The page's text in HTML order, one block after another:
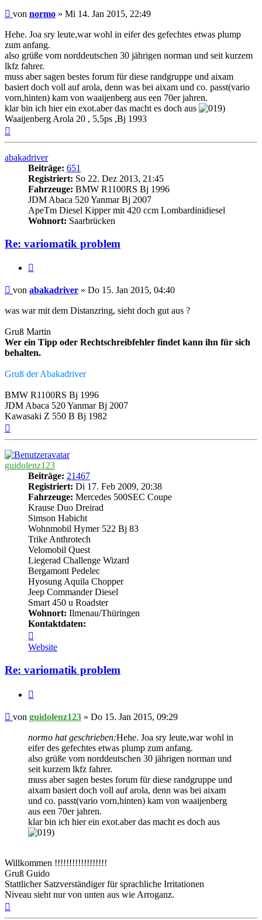
Beitrag
von normo » Mi 14. Jan 2015, 22:49
Hehe. Joa sry leute,war wohl in eifer des gefechtes etwas plump
zum anfang.
also grüße vom norddeutschen 30 jährigen norman und seit kurzem
lkfz fahrer.
muss aber sagen bestes forum für diese randgruppe und aixam
basiert doch voll auf arola, denn was bei aixam und co. passt(vario
vorn,hinten) kam von waaijenberg aus een 70er jahren.
klar bin ich hier ein exot.aber das macht es doch aus
Waaijenberg Arola 20 , 5,5ps ,Bj 1993
abakadriver
Beiträge: 651
Registriert: So 22. Dez 2013, 21:45
Fahrzeuge: BMW R1100RS Bj 1996
JDM Abaca 520 Yanmar Bj 2007
ApeTm Diesel Kipper mit 420 ccm Lombardinidiesel
Wohnort: Saarbrücken
Re: variomatik problem
Beitrag
von abakadriver » Do 15. Jan 2015, 04:40
was war mit dem Distanzring, sieht doch gut aus ?
Gruß Martin
Wer ein Tipp oder Rechtschreibfehler findet kann ihn für sich
behalten.
Gruß der Abakadriver
BMW R1100RS Bj 1996
JDM Abaca 520 Yanmar Bj 2007
Kawasaki Z 550 B Bj 1982
guidolenz123
Beiträge: 21467
Registriert: Di 17. Feb 2009, 20:38
Fahrzeuge: Mercedes 500SEC Coupe
Krause Duo Dreirad
Simson Habicht
Wohnmobil Hymer 522 Bj 83
Trike Anthrotech
Velomobil Quest
Liegerad Challenge Wizard
Bergamont Pedelec
Hyosung Aquila Chopper
Jeep Commander Diesel
Smart 450 u Roadster
Wohnort: Ilmenau/Thüringen
Kontaktdaten:
von
guidolenz123
Website
Re: variomatik problem
Beitrag
von guidolenz123 » Do 15. Jan 2015, 09:29
normo hat geschrieben:Hehe. Joa sry leute,war wohl in
eifer des gefechtes etwas plump zum anfang.
also grüße vom norddeutschen 30 jährigen norman und
seit kurzem lkfz fahrer.
muss aber sagen bestes forum für diese randgruppe und
aixam basiert doch voll auf arola, denn was bei aixam
und co. passt(vario vorn,hinten) kam von waaijenberg
aus een 70er jahren.
klar bin ich hier ein exot.aber das macht es doch aus
Willkommen !!!!!!!!!!!!!!!!!!
Gruß Guido
Stattlicher Satzverständiger für sprachliche Irritationen
Niveau sieht nur von unten aus wie Arroganz.